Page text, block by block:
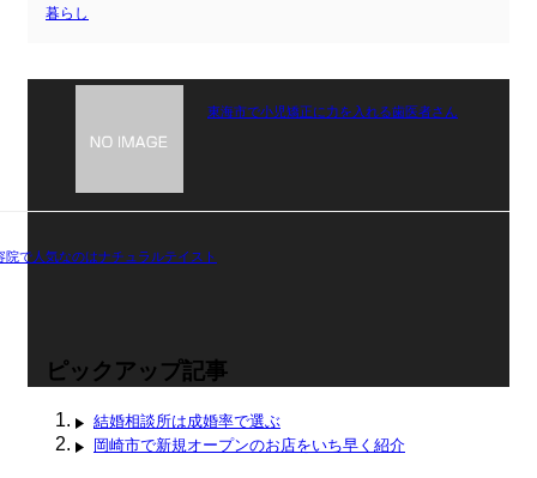
暮らし
東海市で小児矯正に力を入れる歯医者さん
院で人気なのはナチュラルテイスト
ピックアップ記事
結婚相談所は成婚率で選ぶ
岡崎市で新規オープンのお店をいち早く紹介